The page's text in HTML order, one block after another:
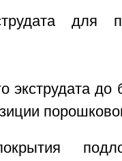
для
экструдата до